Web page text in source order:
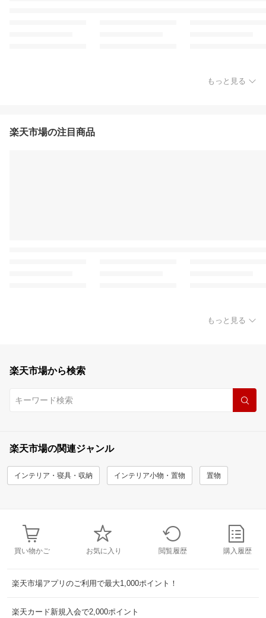
もっと見る
楽天市場の注目商品
もっと見る
楽天市場から検索
楽天市場の関連ジャンル
インテリア・寝具・収納 インテリア小物・置物 置物
買い物かご お気に入り 閲覧履歴 購入履歴
楽天市場アプリのご利用で最大1,000ポイント！
楽天カード新規入会で2,000ポイント